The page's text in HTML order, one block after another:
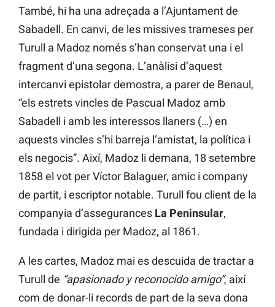
També, hi ha una adreçada a l’Ajuntament de
Sabadell. En canvi, de les missives trameses per
Turull a Madoz només s’han conservat una i el
fragment d’una segona. L’anàlisi d’aquest
intercanvi epistolar demostra, a parer de Benaul,
“els estrets vincles de Pascual Madoz amb
Sabadell i amb les interessos llaners (…) en
aquests vincles s’hi barreja l’amistat, la política i
els negocis”. Així, Madoz li demana, 18 setembre
1858 el vot per Víctor Balaguer, amic i company
de partit, i escriptor notable. Turull fou client de la
companyia d’assegurances La Peninsular,
fundada i dirigida per Madoz, al 1861.
A les cartes, Madoz mai es descuida de tractar a
Turull de “apasionado y reconocido amigo”, així
com de donar-li records de part de la seva dona